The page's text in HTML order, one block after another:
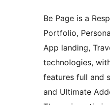
Be Page is a
Portfolio,
App landing,
technologies,
features full and
and Ultimate